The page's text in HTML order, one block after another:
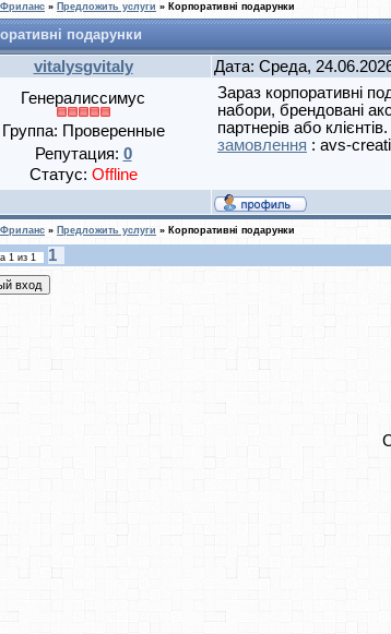
Фриланс » Предложить услуги » Корпоративні подарунки
подарунки
vitalysgvitaly Дата: Среда,
Генералиссимус
Группа: Проверенные
Репутация: 0
Статус: Offline
Зараз корпоративні
набори, брендовані
партнерів або
замовлення : avs-
Фриланс » Предложить услуги » Корпоративні подарунки
1 из 1
1